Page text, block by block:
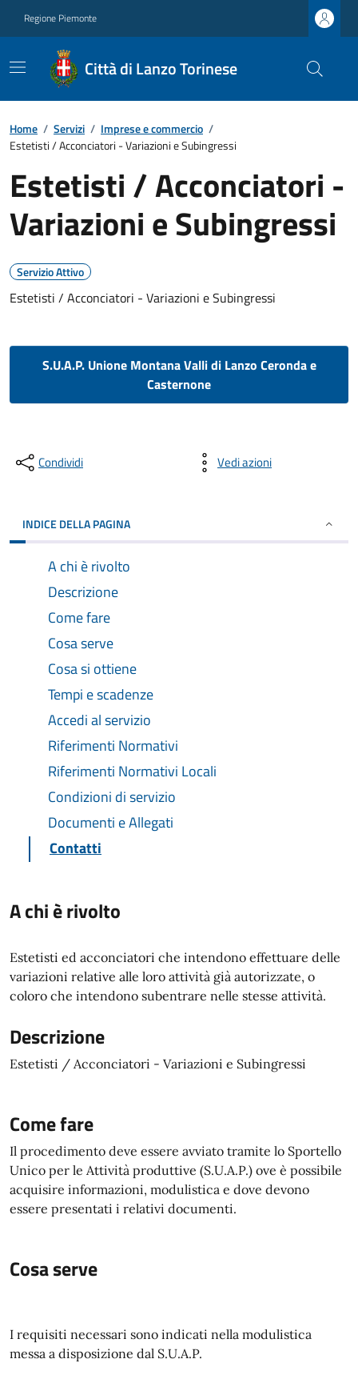
Regione Piemonte
Città di Lanzo Torinese
Home / Servizi / Imprese e commercio /
Estetisti / Acconciatori - Variazioni e Subingressi
Estetisti / Acconciatori -
Variazioni e Subingressi
Servizio Attivo
Estetisti / Acconciatori - Variazioni e Subingressi
S.U.A.P. Unione Montana Valli di Lanzo Ceronda e
Casternone
Condividi Vedi azioni
INDICE DELLA PAGINA
A chi è rivolto
Descrizione
Come fare
Cosa serve
Cosa si ottiene
Tempi e scadenze
Accedi al servizio
Riferimenti Normativi
Riferimenti Normativi Locali
Condizioni di servizio
Documenti e Allegati
Contatti
A chi è rivolto
Estetisti ed acconciatori che intendono effettuare delle
variazioni relative alle loro attività già autorizzate, o
coloro che intendono subentrare nelle stesse attività.
Descrizione
Estetisti / Acconciatori - Variazioni e Subingressi
Come fare
Il procedimento deve essere avviato tramite lo Sportello
Unico per le Attività produttive (S.U.A.P.) ove è possibile
acquisire informazioni, modulistica e dove devono
essere presentati i relativi documenti.
Cosa serve
I requisiti necessari sono indicati nella modulistica
messa a disposizione dal S.U.A.P.